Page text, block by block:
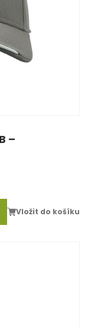
–
Vložit do košíku